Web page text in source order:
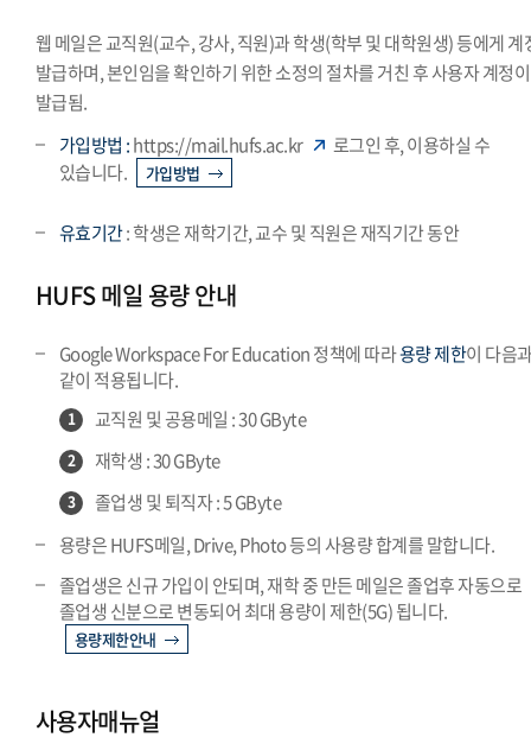
웹 메일은 교직원(교수, 강사, 직원)과 학생(학부 및 대학원생) 등에게 계
발급하며, 본인임을 확인하기 위한 소정의 절차를 거친 후 사용자 계정이
발급됨.
가입방법 :https://mail.hufs.ac.kr
로그인 후, 이용하실 수
있습니다.
가입방법
유효기간: 학생은 재학기간, 교수 및 직원은 재직기간 동안
HUFS 메일 용량 안내
Google Workspace For Education 정책에 따라용량 제한이 다음
같이 적용됩니다.
1 교직원 및 공용메일 : 30 GByte
2 재학생 : 30 GByte
3
졸업생 및 퇴직자 : 5 GByte
용량은 HUFS메일, Drive, Photo 등의 사용량 합계를 말합니다.
졸업생은 신규 가입이 안되며, 재학 중 만든 메일은 졸업후 자동으로
졸업생 신분으로 변동되어 최대 용량이 제한(5G) 됩니다.
용량제한안내
사용자매뉴얼